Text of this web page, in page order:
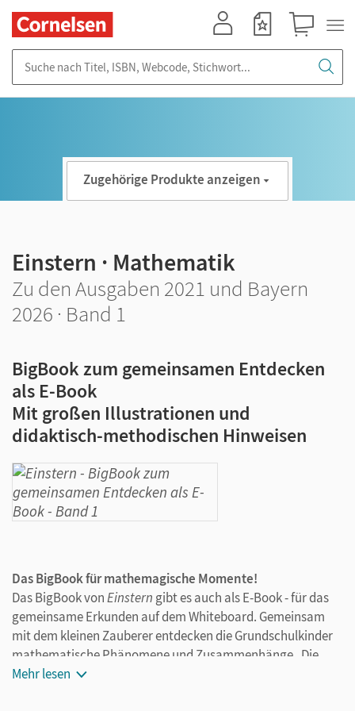
Zugehörige Produkte anzeigen
Einstern · Mathematik
Zu den Ausgaben 2021 und Bayern
2026 · Band 1
BigBook zum gemeinsamen Entdecken
als E-Book
Mit großen Illustrationen und
didaktisch-methodischen Hinweisen
Das BigBook für mathemagische Momente!
Das BigBook vonEinstern gibt es auch als E-Book - für das
gemeinsame Erkunden auf dem Whiteboard. Gemeinsam
mit dem kleinen Zauberer entdecken die Grundschulkinder
mathematische Phänomene und Zusammenhänge. Die
großformatigen Abbildungen sind ein idealer
Mehr lesen